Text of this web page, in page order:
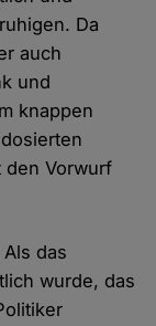
Da
auch
und
knappen
den Vorwurf
das
wurde, das